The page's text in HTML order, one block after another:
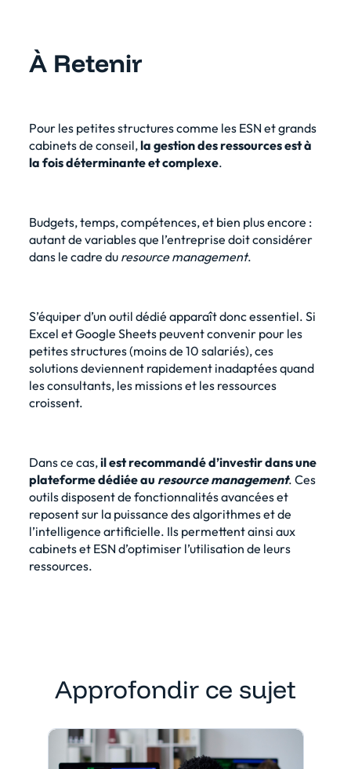
À Retenir
Pour les petites structures comme les ESN et grands
cabinets de conseil,la gestion des ressources est à
la fois déterminante et complexe.
Budgets, temps, compétences, et bien plus encore :
autant de variables que l’entreprise doit considérer
dans le cadre du resource management.
S’équiper d’un outil dédié apparaît donc essentiel. Si
Excel et Google Sheets peuvent convenir pour les
petites structures (moins de 10 salariés), ces
solutions deviennent rapidement inadaptées quand
les consultants, les missions et les ressources
croissent.
Dans ce cas,il est recommandé d’investir dans une
plateforme dédiée au resource management. Ces
outils disposent de fonctionnalités avancées et
reposent sur la puissance des algorithmes et de
l’intelligence artificielle. Ils permettent ainsi aux
cabinets et ESN d’optimiser l’utilisation de leurs
ressources.
Approfondir ce sujet